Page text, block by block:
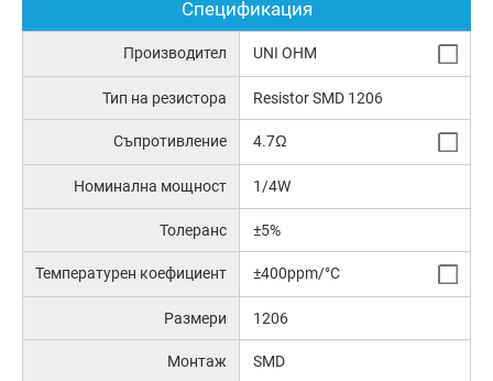
Спецификация
Производител UNI OHM
Тип на резистора Resistor SMD 1206
Съпротивление 4.7Ω
Номинална мощност 1/4W
Толеранс ±5%
Температурен коефициент ±400ppm/°C
Размери 1206
Монтаж SMD